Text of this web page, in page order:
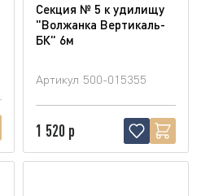
Секция № 5 к удилищу
"Волжанка Вертикаль-
БК" 6м
Артикул 500-015355
1 520 р